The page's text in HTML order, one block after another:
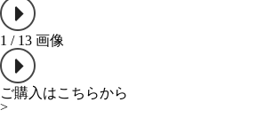
1 / 13 画像
ご購入はこちらから
>